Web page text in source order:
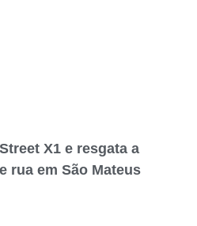
X1 e resgata a
rua em São Mateus